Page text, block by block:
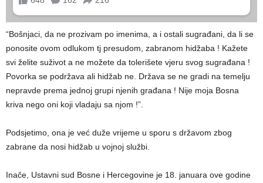
“Bošnjaci, da ne prozivam po imenima, a i ostali sugrađani, da li se
ponosite ovom odlukom tj presudom, zabranom hidžaba ! Kažete
svi želite suživot a ne možete da tolerišete vjeru svog sugrađana !
Povorka se podržava ali hidžab ne. Država se ne gradi na temelju
nepravde prema jednoj grupi njenih građana ! Nije moja Bosna
kriva nego oni koji vladaju sa njom !”.
Podsjetimo, ona je već duže vrijeme u sporu s državom zbog
zabrane da nosi hidžab u vojnoj službi.
Inače, Ustavni sud Bosne i Hercegovine je 18. januara ove godine